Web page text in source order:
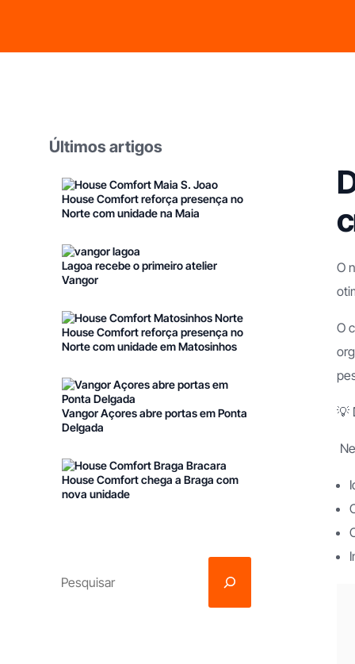
Domiciliário
Franchising Obras
O
O
💡
Últimos artigos
House Comfort reforça presença no
Norte com unidade na Maia
Lagoa recebe o primeiro atelier
Vangor
House Comfort reforça presença no
Norte com unidade em Matosinhos
Vangor Açores abre portas em Ponta
Delgada
House Comfort chega a Braga com
nova unidade